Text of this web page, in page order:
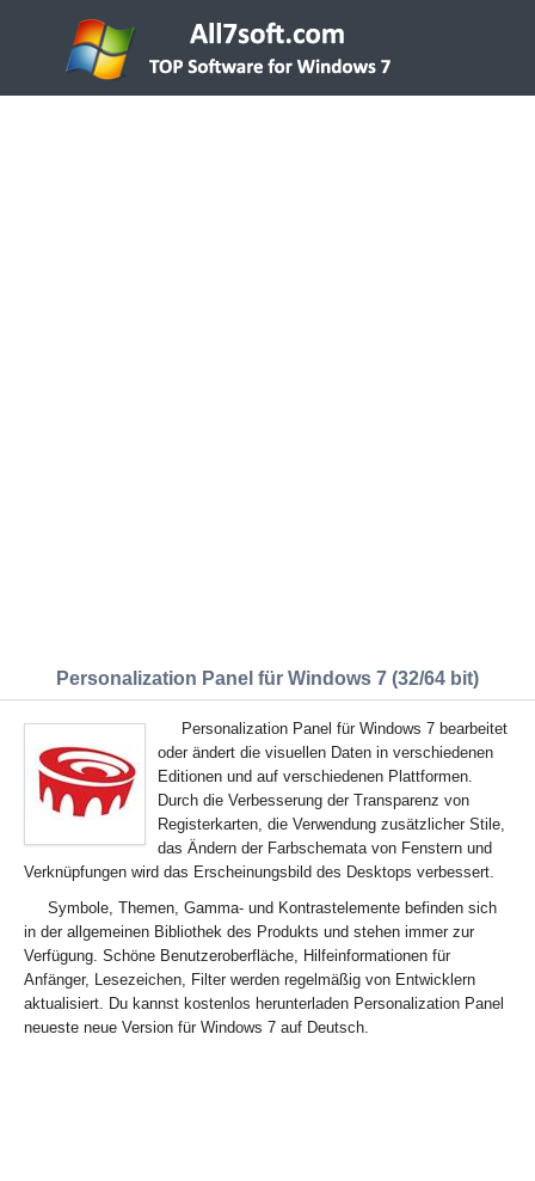
Personalization Panel für Windows 7 (32/64 bit)
Personalization Panel für Windows 7 bearbeitet
oder ändert die visuellen Daten in verschiedenen
Editionen und auf verschiedenen Plattformen.
Durch die Verbesserung der Transparenz von
Registerkarten, die Verwendung zusätzlicher Stile,
das Ändern der Farbschemata von Fenstern und
Verknüpfungen wird das Erscheinungsbild des Desktops verbessert.
Symbole, Themen, Gamma- und Kontrastelemente befinden sich
in der allgemeinen Bibliothek des Produkts und stehen immer zur
Verfügung. Schöne Benutzeroberfläche, Hilfeinformationen für
Anfänger, Lesezeichen, Filter werden regelmäßig von Entwicklern
aktualisiert. Du kannst kostenlos herunterladen Personalization Panel
neueste neue Version für Windows 7 auf Deutsch.